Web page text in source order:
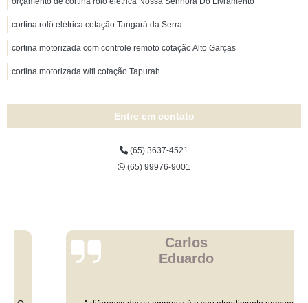
cortina rolô elétrica cotação Tangará da Serra
cortina motorizada com controle remoto cotação Alto Garças
cortina motorizada wifi cotação Tapurah
Entre em contato
(65) 3637-4521
(65) 99976-9001
Eduardo